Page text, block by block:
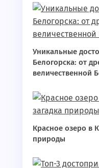
Уникальные
Белогорска: от
величественной
Красное озеро в
природы